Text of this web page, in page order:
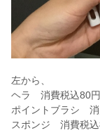
左から、
ヘラ 消費税込80円
ポイントブラシ 消
スポンジ 消費税込